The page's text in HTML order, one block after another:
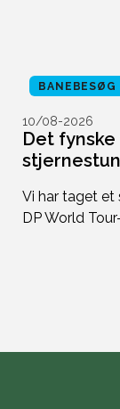
BANEBESØG
10/08-2026
Det
Vi har taget et
DP World